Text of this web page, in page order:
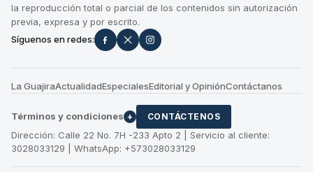
la reproducción total o parcial de los contenidos sin autorización
previa, expresa y por escrito.
Síguenos en redes:
La GuajiraActualidadEspecialesEditorial y OpiniónContáctanos
Términos y condiciones + CONTÁCTENOS
Dirección: Calle 22 No. 7H -233 Apto 2 | Servicio al cliente:
3028033129 | WhatsApp: +573028033129